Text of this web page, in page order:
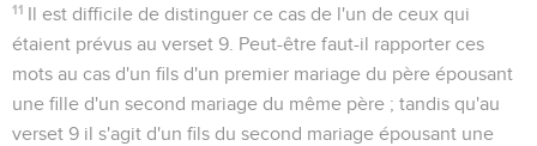
11 Il est difficile de distinguer ce cas de l'un de ceux qui
étaient prévus au verset 9. Peut-être faut-il rapporter ces
mots au cas d'un fils d'un premier mariage du père épousant
une fille d'un second mariage du même père ; tandis qu'au
verset 9 il s'agit d'un fils du second mariage épousant une